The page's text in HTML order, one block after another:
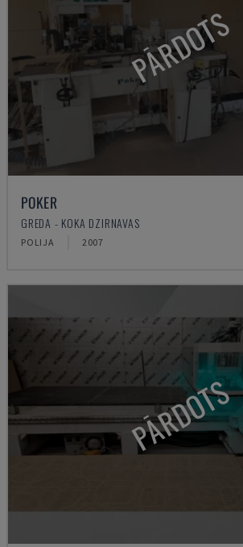
PĀRDOTS
POKER
GREDA - KOKA DZIRNAVAS
POLIJA 2007
PĀRDOTS